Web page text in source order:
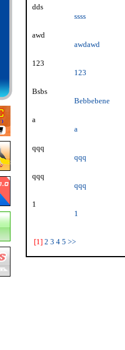
dds
ssss
awd
awdawd
123
123
Bsbs
Bebbebene
a
a
qqq
qqq
qqq
qqq
1
1
[1] 2 3 4 5 >>